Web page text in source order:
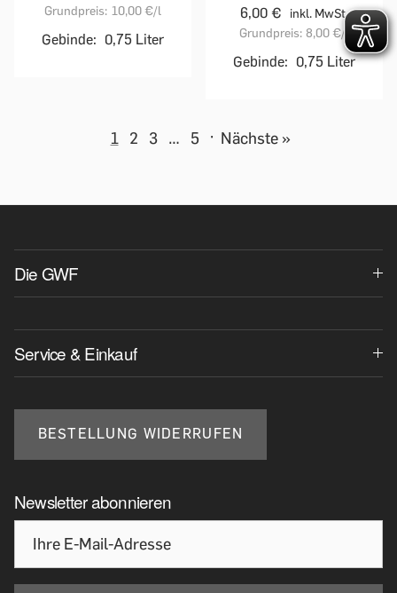
Grundpreis: 10,00 €/l
Gebinde: 0,75 Liter
6,00 €
inkl. MwSt.
Grundpreis: 8,00 €/l
Gebinde: 0,75 Liter
1 2 3 … 5 · Nächste »
Die GWF
Service & Einkauf
BESTELLUNG WIDERRUFEN
Newsletter abonnieren